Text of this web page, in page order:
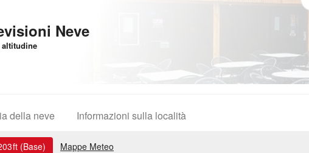
Neve
altitudine
della neve Informazioni sulla località
ft (Base) Mappe Meteo